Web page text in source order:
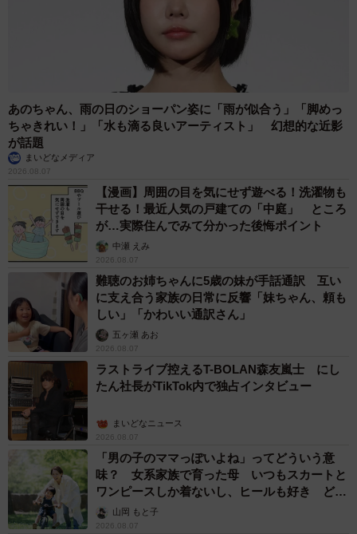
あのちゃん、雨の日のショーパン姿に「雨が似合う」「脚めっ
ちゃきれい！」「水も滴る良いアーティスト」 幻想的な近影
が話題
まいどなメディア
2026.08.07
【漫画】周囲の目を気にせず遊べる！洗濯物も
干せる！最近人気の戸建ての「中庭」 ところ
が…実際住んでみて分かった後悔ポイント
中瀬 えみ
2026.08.07
難聴のお姉ちゃんに5歳の妹が手話通訳 互い
に支え合う家族の日常に反響「妹ちゃん、頼も
しい」「かわいい通訳さん」
五ヶ瀬 あお
2026.08.07
ラストライブ控えるT-BOLAN森友嵐士 にし
たん社長がTikTok内で独占インタビュー
まいどなニュース
2026.08.07
「男の子のママっぽいよね」ってどういう意
味？ 女系家族で育った母 いつもスカートと
ワンピースしか着ないし、ヒールも好き どの
へんが…
山岡 もと子
2026.08.07